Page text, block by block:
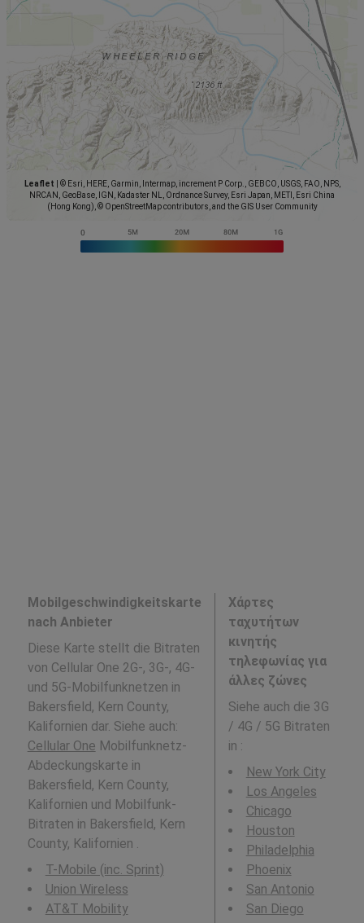
Leaflet
© Esri, HERE, Garmin, Intermap, increment P Corp., GEBCO, USGS, FAO, NPS,
NRCAN, GeoBase, IGN, Kadaster NL, Ordnance Survey, Esri Japan, METI, Esri China
(Hong Kong), © OpenStreetMap contributors, and the GIS User Community
Mobilgeschwindigkeitskarte
nach Anbieter
Diese Karte stellt die Bitraten
von Cellular One 2G-, 3G-, 4G-
und 5G-Mobilfunknetzen in
Bakersfield, Kern County,
Kalifornien dar. Siehe auch:
Cellular One Mobilfunknetz-
Abdeckungskarte in
Bakersfield, Kern County,
Kalifornien und Mobilfunk-
Bitraten in Bakersfield, Kern
County, Kalifornien .
T-Mobile (inc. Sprint)
Union Wireless
AT&T Mobility
Χάρτες
ταχυτήτων
κινητής
τηλεφωνίας για
άλλες ζώνες
Siehe auch die 3G
/ 4G / 5G Bitraten
in :
New York City
Los Angeles
Chicago
Houston
Philadelphia
Phoenix
San Antonio
San Diego